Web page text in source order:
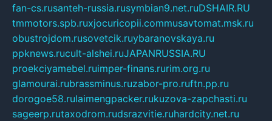
fan-cs.rusanteh-russia.rusymbian9.net.ruDSHAIR.RU
tmmotors.spb.ruxjocuricopii.commusavtomat.msk.ru
obustrojdom.rusovetcik.ruybaranovskaya.ru
ppknews.rucult-alshei.ruJAPANRUSSIA.RU
proekciyamebel.ruimper-finans.rurim.org.ru
glamourai.rubrassminus.ruzabor-pro.ruftn.pp.ru
dorogoe58.rulaimengpacker.rukuzova-zapchasti.ru
sageerp.rutaxodrom.rudsrazvitie.ruhardcity.net.ru